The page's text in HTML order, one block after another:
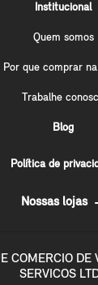
Institucional
Quem somos
Por que comprar
Trabalhe
Blog
Política de
Nossas lojas
COMERCIO DE
SERVICOS